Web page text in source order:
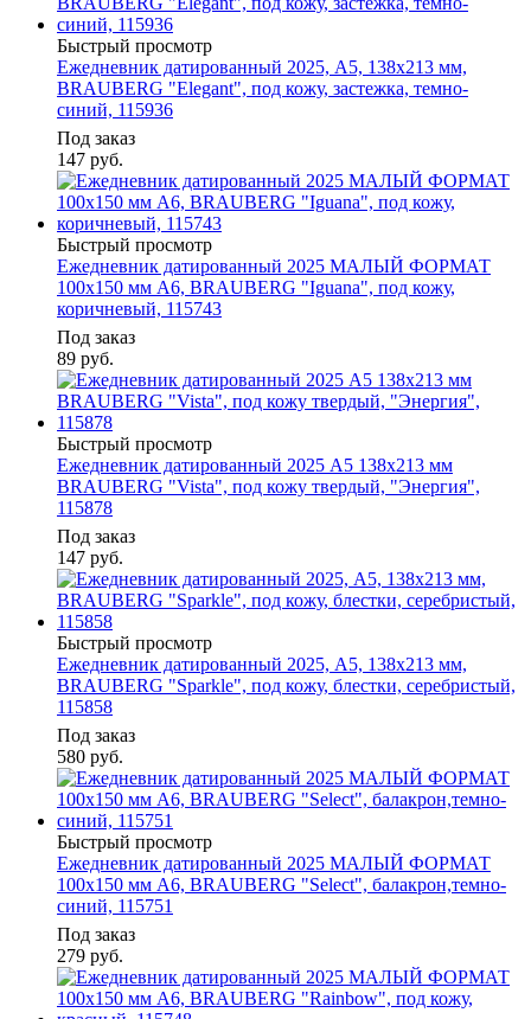
Быстрый просмотр
Ежедневник датированный 2025, А5, 138х213 мм,
BRAUBERG "Elegant", под кожу, застежка, темно-
синий, 115936
Под заказ
147 руб.
Быстрый просмотр
Ежедневник датированный 2025 МАЛЫЙ ФОРМАТ
100х150 мм А6, BRAUBERG "Iguana", под кожу,
коричневый, 115743
Под заказ
89 руб.
Быстрый просмотр
Ежедневник датированный 2025 А5 138x213 мм
BRAUBERG "Vista", под кожу твердый, "Энергия",
115878
Под заказ
147 руб.
Быстрый просмотр
Ежедневник датированный 2025, А5, 138x213 мм,
BRAUBERG "Sparkle", под кожу, блестки, серебристый,
115858
Под заказ
580 руб.
Быстрый просмотр
Ежедневник датированный 2025 МАЛЫЙ ФОРМАТ
100х150 мм А6, BRAUBERG "Select", балакрон,темно-
синий, 115751
Под заказ
279 руб.